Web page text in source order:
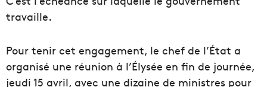
travaille.
Pour tenir cet engagement, le chef de l’État a
organisé une réunion à l’Élysée en fin de journée,
jeudi 15 avril, avec une dizaine de ministres pour